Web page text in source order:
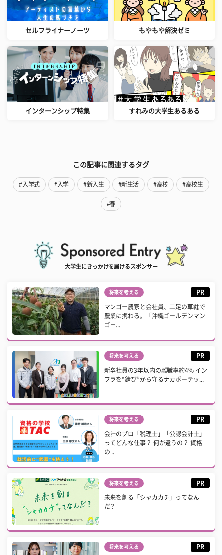
セルフライナーノーツ もやもや解決ゼミ
インターンシップ特集 すれみの大学生あるある
この記事に関連するタグ
#入学式 #入学 #新入生 #新生活 #高校 #高校生
#春
大学生にきっかけを届けるスポンサー
将来を考える PR
マンゴー農家と会社員、二足の草鞋で
農業に携わる。「沖縄ゴールデンマン
ゴー...
将来を考える PR
新卒社員の3年以内の離職率約4% イン
フラを“錆び”から守るナカボーテッ...
将来を考える PR
会計のプロ「税理士」「公認会計士」
ってどんな仕事？ 何が違うの？ 資格
の...
将来を考える PR
未来を創る「シャカカチ」ってなん
だ？
将来を考える PR